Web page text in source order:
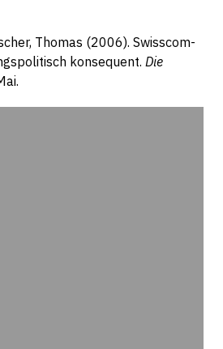
Thomas (2006). Swisscom-
konsequent. Die